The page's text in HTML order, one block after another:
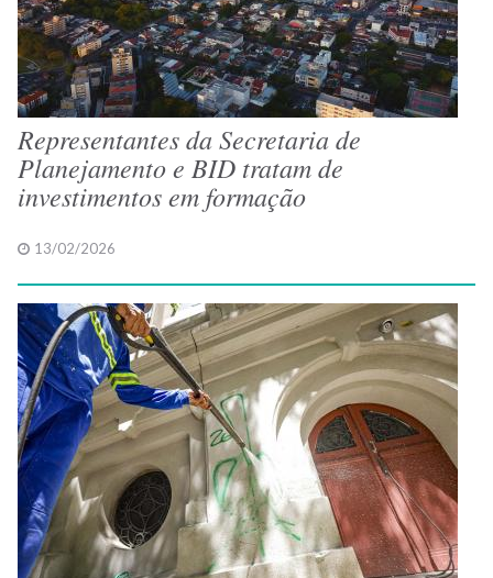
Representantes da Secretaria de
Planejamento e BID tratam de
investimentos em formação
13/02/2026